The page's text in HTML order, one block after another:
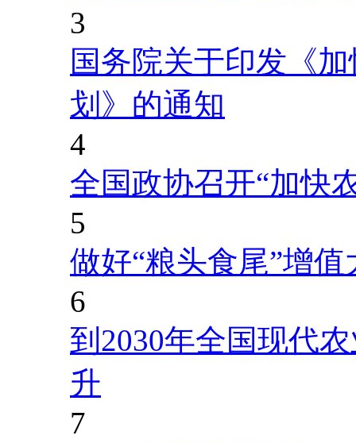
3
国务院关于印发《
划》的通知
4
全国政协召开“加快
5
做好“粮头食尾”增值
6
到2030年全国现代
升
7